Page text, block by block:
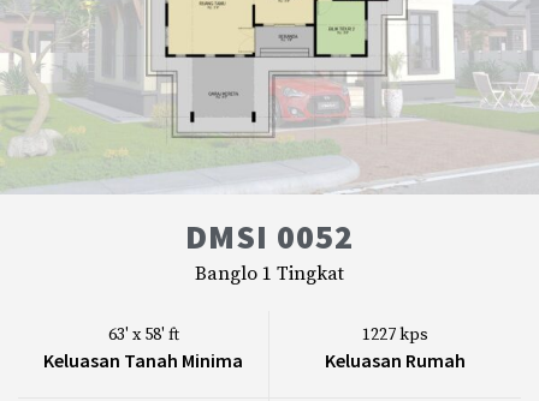
DMSI 0052
Banglo 1 Tingkat
63' x 58' ft
Keluasan Tanah Minima
1227 kps
Keluasan Rumah